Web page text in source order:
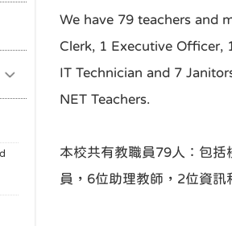
We have 79 teachers and
Clerk, 1 Executive Officer,
IT Technician and 7
NET Teachers.
本校共有教職員79人：包
員，6位助理教師，2位資